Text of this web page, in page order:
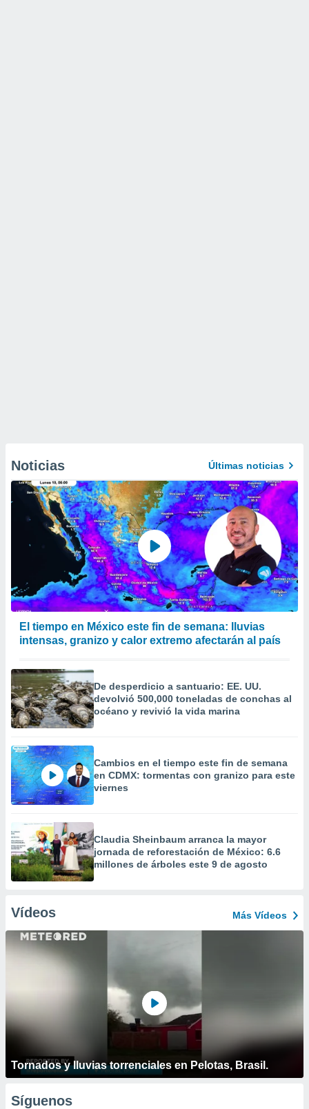
Noticias Últimas noticias
El tiempo en México este fin de semana: lluvias
intensas, granizo y calor extremo afectarán al país
De desperdicio a santuario: EE. UU.
devolvió 500,000 toneladas de conchas al
océano y revivió la vida marina
Cambios en el tiempo este fin de semana
en CDMX: tormentas con granizo para este
viernes
Claudia Sheinbaum arranca la mayor
jornada de reforestación de México: 6.6
millones de árboles este 9 de agosto
Vídeos Más Vídeos
Tornados y lluvias torrenciales en Pelotas, Brasil.
Síguenos